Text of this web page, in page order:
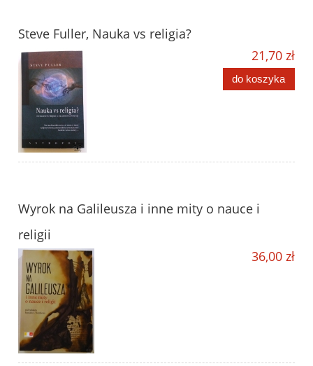
Steve Fuller, Nauka vs religia?
21,70 zł
do koszyka
Wyrok na Galileusza i inne mity o nauce i
religii
36,00 zł